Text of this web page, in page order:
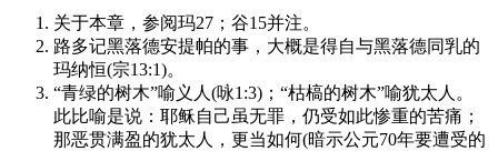
关于本章，参阅玛27；谷15并注。
路多记黑落德安提帕的事，大概是得自与黑落德同乳的
玛纳恒(宗13:1)。
“青绿的树木”喻义人(咏1:3)；“枯槁的树木”喻犹太人。
此比喻是说：耶稣自己虽无罪，仍受如此惨重的苦痛；
那恶贯满盈的犹太人，更当如何(暗示公元70年要遭受的